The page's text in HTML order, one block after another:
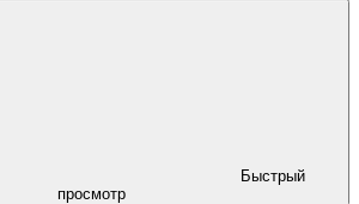
Быстрый
просмотр